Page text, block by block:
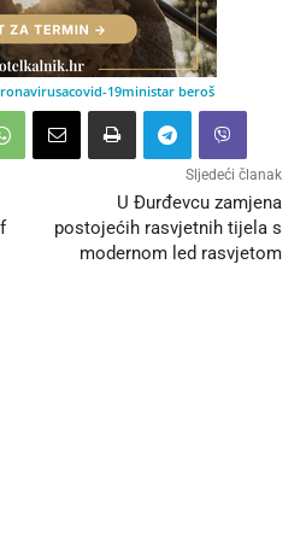
covid-19ministar beroš
Sljedeći članak
U Đurđevcu zamjena
postojećih rasvjetnih tijela s
modernom led rasvjetom